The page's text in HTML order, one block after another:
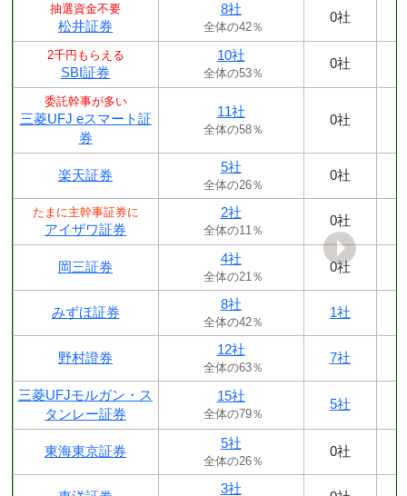
抽選資金不要
松井証券
8社
全体の42％
0社
2千円もらえる
SBI証券
10社
全体の53％
0社
委託幹事が多い
三菱UFJ eスマート証
券
11社
全体の58％
0社
楽天証券
5社
全体の26％
0社
たまに主幹事証券に
アイザワ証券
2社
全体の11％
0社
岡三証券
4社
全体の21％
0社
みずほ証券
8社
全体の42％
1社
野村證券
12社
全体の63％
7社
三菱UFJモルガン・ス
タンレー証券
15社
全体の79％
5社
東海東京証券
5社
全体の26％
0社
3社